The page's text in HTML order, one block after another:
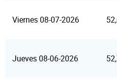
Viernes 08-07-2026
Jueves 08-06-2026